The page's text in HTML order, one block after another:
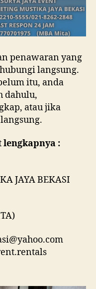
penawaran yang
langsung.
itu, anda
dahulu,
atau jika
:
JAYA BEKASI